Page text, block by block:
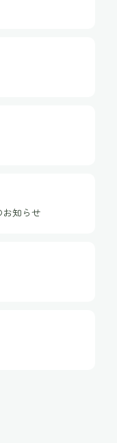
お知らせ